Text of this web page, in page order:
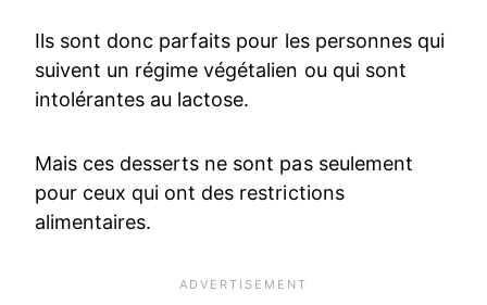
Ils sont donc parfaits pour les personnes qui
suivent un régime végétalien ou qui sont
intolérantes au lactose.
Mais ces desserts ne sont pas seulement
pour ceux qui ont des restrictions
alimentaires.